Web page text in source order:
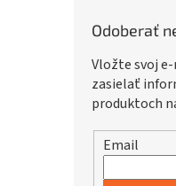
Odoberať
Vložte svoj
zasielať
produktoch
Email